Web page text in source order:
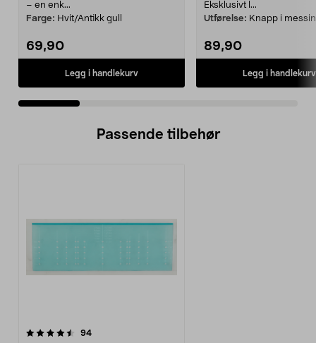
– en enk...
Farge: Hvit/Antikk gull
69,90
Legg i handlekurv
Eksklusivt l...
Utførelse: Knapp i
89,90
Legg i handlekurv
Passende tilbehør
94anmeldelser